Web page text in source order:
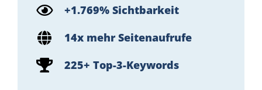
+1.769% Sichtbarkeit
14x mehr Seitenaufrufe
225+ Top-3-Keywords